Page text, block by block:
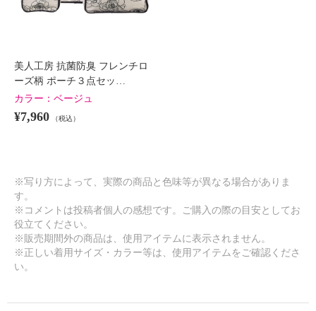
美人工房 抗菌防臭 フレンチロ
ーズ柄 ポーチ３点セッ…
カラー： ベージュ
¥7,960 （税込）
※写り方によって、実際の商品と色味等が異なる場合がありま
す。
※コメントは投稿者個人の感想です。ご購入の際の目安としてお
役立てください。
※販売期間外の商品は、使用アイテムに表示されません。
※正しい着用サイズ・カラー等は、使用アイテムをご確認くださ
い。